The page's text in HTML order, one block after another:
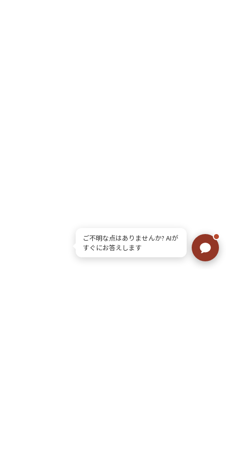
ご不明な点はありませんか? AIが
すぐにお答えします